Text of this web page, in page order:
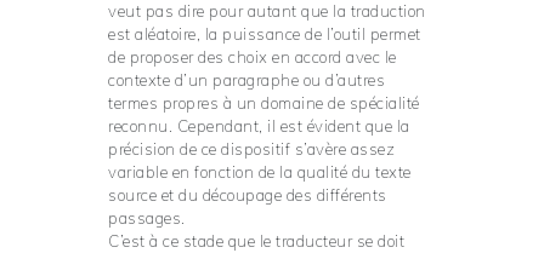
veut pas dire pour autant que la traduction
est aléatoire, la puissance de l’outil permet
de proposer des choix en accord avec le
contexte d’un paragraphe ou d’autres
termes propres à un domaine de spécialité
reconnu. Cependant, il est évident que la
précision de ce dispositif s’avère assez
variable en fonction de la qualité du texte
source et du découpage des différents
passages.
C’est à ce stade que le traducteur se doit